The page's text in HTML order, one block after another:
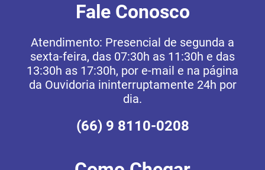
Fale Conosco
Atendimento: Presencial de segunda a
sexta-feira, das 07:30h as 11:30h e das
13:30h as 17:30h, por e-mail e na página
da Ouvidoria ininterruptamente 24h por
dia.
(66) 9 8110-0208